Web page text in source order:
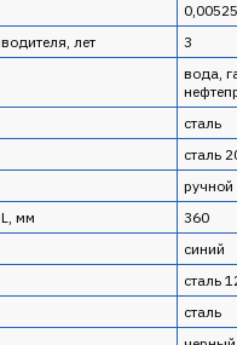
0,00525
лет
3
вода,
сталь
сталь
ручной
мм
360
синий
сталь
сталь